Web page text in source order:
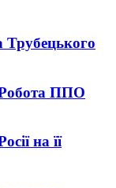
Трубецького
ППО
на її